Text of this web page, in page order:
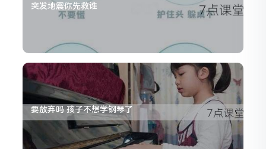
突发地震你先救谁
要放弃吗 孩子不想学钢琴了